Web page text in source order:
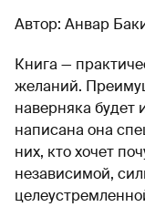
Автор: Анвар
Книга —
желаний.
наверняка
написана она
них, кто хочет
независимой,